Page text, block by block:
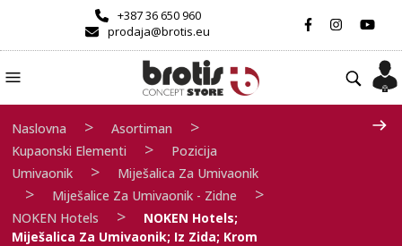
+387 36 650 960
prodaja@brotis.eu
Naslovna > Asortiman >
Kupaonski Elementi >
Pozicija
Umivaonik
> Miješalica Za Umivaonik
> Miješalice Za Umivaonik - Zidne >
NOKEN Hotels >
NOKEN Hotels;
Miješalica Za Umivaonik; Iz Zida; Krom